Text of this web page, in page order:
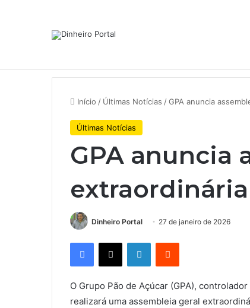
A Volkswagen está em
Início / Últimas Notícias /GPA anuncia
Últimas Notícias
GPA anuncia
Dinheiro Portal 27 de janeiro de 2026
Facebook
X LinkedinReddit
O Grupo Pão de Açúcar (GPA),
realizará uma assembleia geral